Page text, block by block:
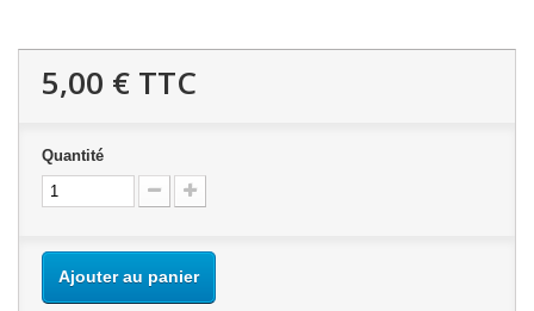
5,00 € TTC
Quantité
Ajouter au panier